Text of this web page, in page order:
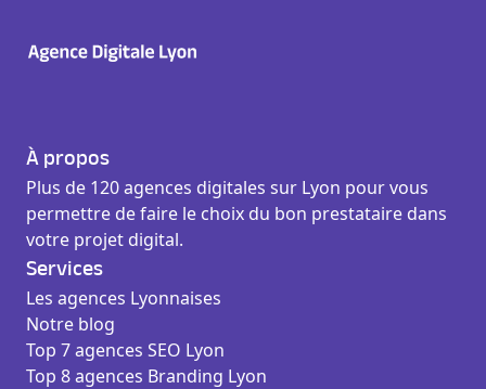
À propos
Plus de 120 agences digitales sur Lyon pour vous
permettre de faire le choix du bon prestataire dans
votre projet digital.
Services
Les agences Lyonnaises
Notre blog
Top 7 agences SEO Lyon
Top 8 agences Branding Lyon